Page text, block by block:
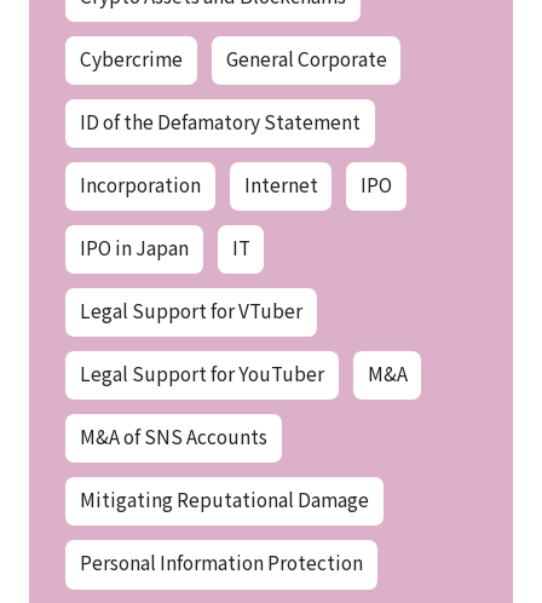
Cybercrime General Corporate
ID of the Defamatory Statement
Incorporation Internet IPO
IPO in Japan IT
Legal Support for VTuber
Legal Support for YouTuber M&A
M&A of SNS Accounts
Mitigating Reputational Damage
Personal Information Protection